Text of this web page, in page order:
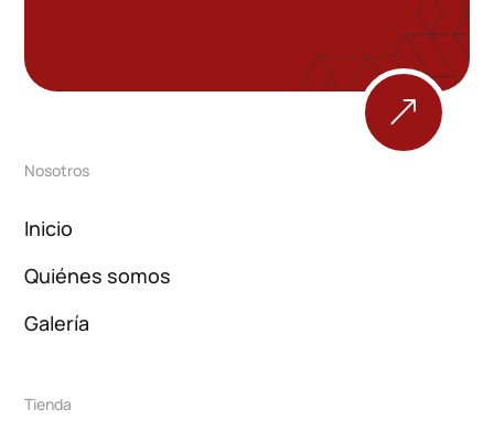
&
Nosotros
Inicio
Quiénes somos
Galería
Tienda